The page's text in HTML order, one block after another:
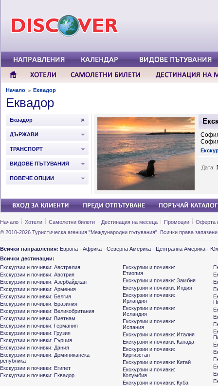
Начало > Еквадор
Еквадор
Еквадор
ДЪРЖАВИ
ТРАНСПОРТ
ВИДОВЕ ПЪТУВАНИЯ
ПОВЕЧЕ ОПЦИИ
Дата:
Начало Хотели Самолетни билети Дестинация на месеца Промоции
Оферта
© 2010-2026 Туристическа агенция "Международни пътувания". Всички права
Всички направления: Европа · Африка · Северна Америка · Централна Америка ·
Всички дестинации:
Екскурзии и почивки: Австралия
Екскурзии и почивки: Австрия
Екскурзии и почивки: Азербайджан
Екскурзии и почивки: Армения
Екскурзии и почивки: Белгия
Екскурзии и почивки: Бразилия
Екскурзии и почивки: Великобритания
Екскурзии и почивки: Виетнам
Екскурзии и почивки: Германия
Екскурзии и почивки: Грузия
Екскурзии и почивки: Гърция
Екскурзии и почивки: Дания
Екскурзии и почивки: Доминиканска
република
Екскурзии и почивки: Египет
Екскурзии и почивки: Еквадор
Екскурзии и почивки:
Етиопия
Екскурзии и почивки: Замбия
Екскурзии и почивки: Индия
Екскурзии и почивки:
Ирландия
Екскурзии и почивки:
Исландия
Екскурзии и почивки:
Испания
Екскурзии и почивки: Италия
Екскурзии и почивки: Канада
Екскурзии и почивки:
Киргизстан
Екскурзии и почивки: Китай
Екскурзии и почивки:
Колумбия
Екскурзии и почивки: Куба